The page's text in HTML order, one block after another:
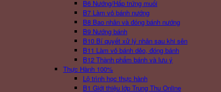
B6 Nướng/Hấp trứng muối
B7 Làm vỏ bánh nướng
B8 Bao nhân và đóng bánh nướng
B9 Nướng bánh
B10 Bí quyết xử lý nhân sau khi sên
B11 Làm vỏ bánh dẻo, đóng bánh
B12 Thành phẩm bánh và lưu ý
Thực Hành 100%
Lộ trình học thực hành
B1 Giới thiệu lớp Trung Thu Online